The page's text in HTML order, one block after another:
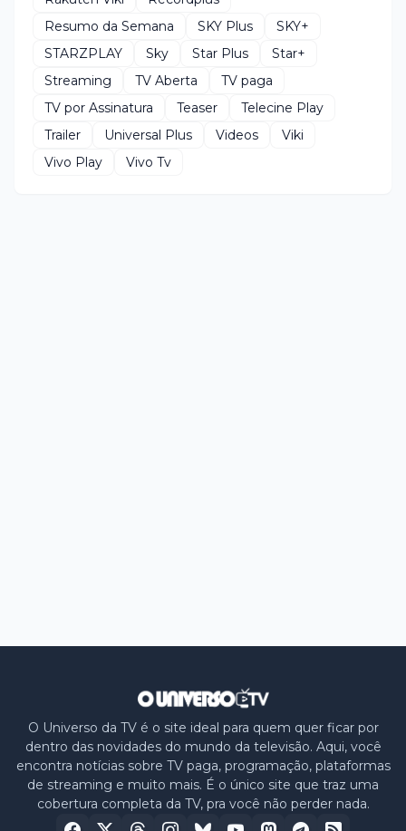
Resumo da Semana
SKY Plus
SKY+
STARZPLAY
Sky Star Plus
Star+
Streaming
TV Aberta
TV paga
TV por Assinatura
Teaser
Telecine Play
Trailer
Universal Plus Videos
Viki
Vivo Play
Vivo Tv
O Universo da TV é o site ideal para quem quer ficar por
dentro das novidades do mundo da televisão. Aqui, você
encontra notícias sobre TV paga, programação, plataformas
de streaming e muito mais. É o único site que traz uma
cobertura completa da TV, pra você não perder nada.